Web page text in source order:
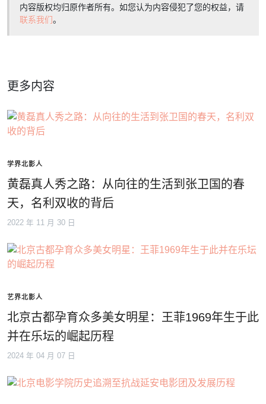
内容版权均归原作者所有。如您认为内容侵犯了您的权益，请
联系我们。
更多内容
学界北影人
黄磊真人秀之路：从向往的生活到张卫国的春
天，名利双收的背后
2022 年 11 月 30 日
艺界北影人
北京古都孕育众多美女明星：王菲1969年生于此
并在乐坛的崛起历程
2024 年 04 月 07 日